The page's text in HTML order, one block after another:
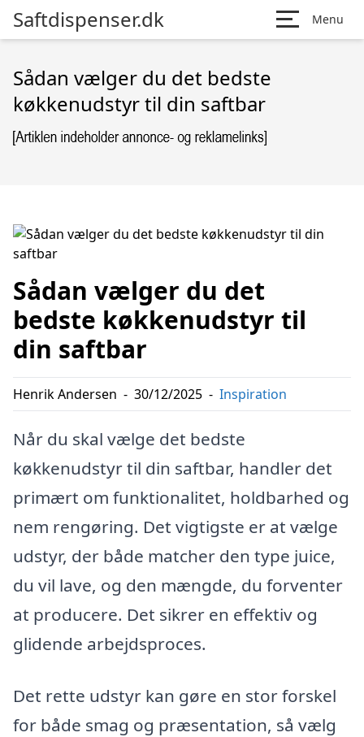
Saftdispenser.dk Menu
Sådan vælger du det bedste
køkkenudstyr til din saftbar
Sådan vælger du det
bedste køkkenudstyr til
din saftbar
Henrik Andersen - 30/12/2025 - Inspiration
Når du skal vælge det bedste
køkkenudstyr til din saftbar, handler det
primært om funktionalitet, holdbarhed og
nem rengøring. Det vigtigste er at vælge
udstyr, der både matcher den type juice,
du vil lave, og den mængde, du forventer
at producere. Det sikrer en effektiv og
glidende arbejdsproces.
Det rette udstyr kan gøre en stor forskel
for både smag og præsentation, så vælg